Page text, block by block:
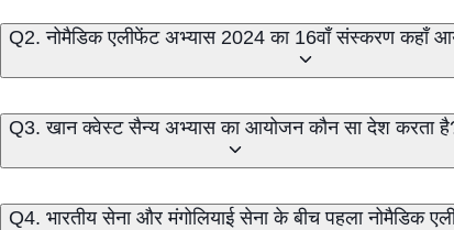
Q2. नोमैडिक एलीफेंट अभ्यास 2024 का 16वाँ संस्करण कहाँ
Q3. खान क्वेस्ट सैन्य अभ्यास का आयोजन कौन सा देश करता
Q4. भारतीय सेना और मंगोलियाई सेना के बीच पहला नोमैडिक